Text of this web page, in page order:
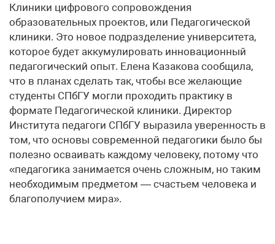
Клиники цифрового сопровождения
образовательных проектов, или Педагогической
клиники. Это новое подразделение университета,
которое будет аккумулировать инновационный
педагогический опыт. Елена Казакова сообщила,
что в планах сделать так, чтобы все желающие
студенты СПбГУ могли проходить практику в
формате Педагогической клиники. Директор
Института педагоги СПбГУ выразила уверенность в
том, что основы современной педагогики было бы
полезно осваивать каждому человеку, потому что
«педагогика занимается очень сложным, но таким
необходимым предметом — счастьем человека и
благополучием мира».